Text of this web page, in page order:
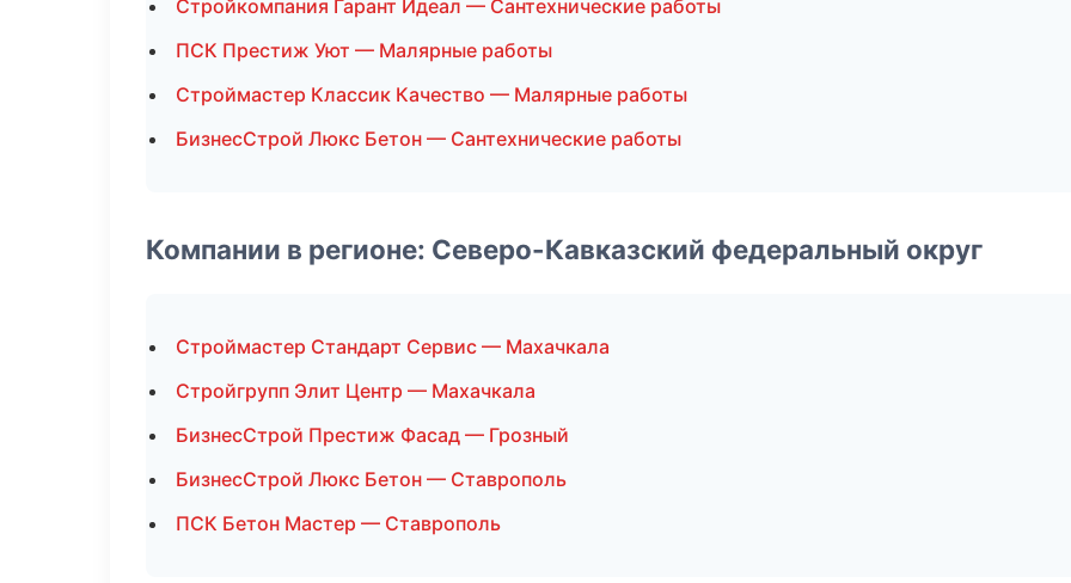
Стройкомпания Гарант Идеал — Сантехнические работы
ПСК Престиж Уют — Малярные работы
Строймастер Классик Качество — Малярные работы
БизнесСтрой Люкс Бетон — Сантехнические работы
Компании в регионе: Северо-Кавказский федеральный округ
Строймастер Стандарт Сервис — Махачкала
Стройгрупп Элит Центр — Махачкала
БизнесСтрой Престиж Фасад — Грозный
БизнесСтрой Люкс Бетон — Ставрополь
ПСК Бетон Мастер — Ставрополь